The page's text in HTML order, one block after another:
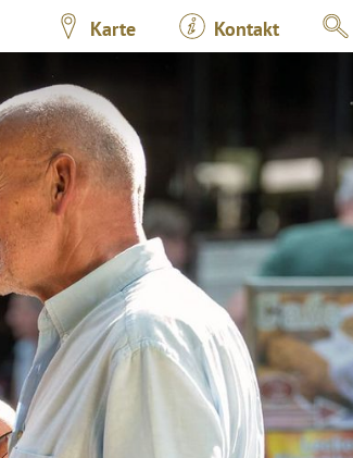
Karte Kontakt